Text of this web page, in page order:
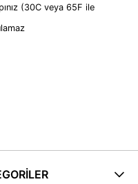
(30C veya 65F ile